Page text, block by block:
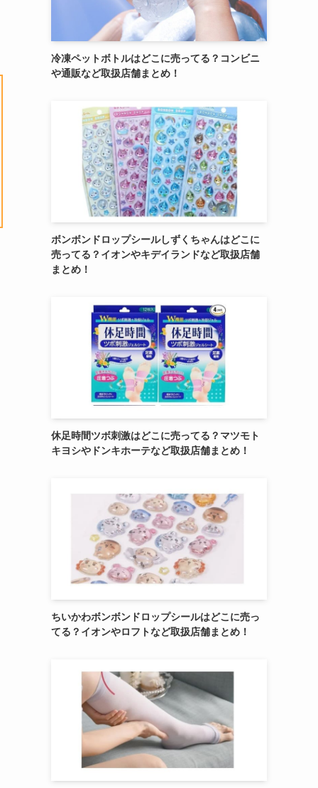
冷凍ペットボトルはどこに売ってる？コンビニ
や通販など取扱店舗まとめ！
ボンボンドロップシールしずくちゃんはどこに
売ってる？イオンやキデイランドなど取扱店舗
まとめ！
休足時間ツボ刺激はどこに売ってる？マツモト
キヨシやドンキホーテなど取扱店舗まとめ！
ちいかわボンボンドロップシールはどこに売っ
てる？イオンやロフトなど取扱店舗まとめ！